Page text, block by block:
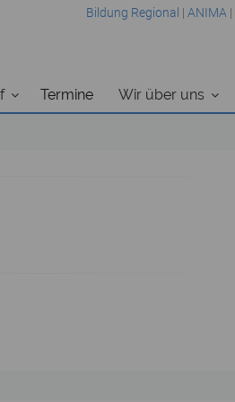
Bildung Regional | ANIMA |
Termine Wir über uns